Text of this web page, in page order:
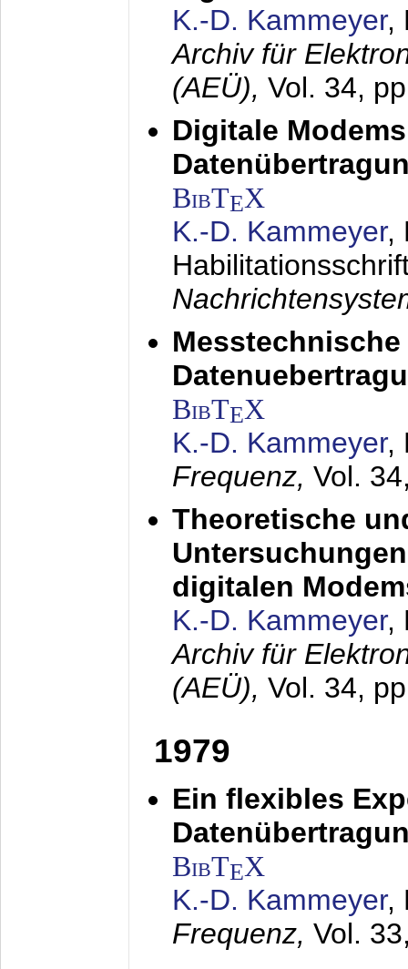
K.-D. Kammeyer,
Archiv für
(AEÜ), Vol. 34,
Digitale
BibTEX
K.-D. Kammeyer,
BibTEX
K.-D. Kammeyer,
Frequenz, Vol.
Theoretische
digitalen
K.-D. Kammeyer,
Archiv für
(AEÜ), Vol. 34,
1979
Ein flexibles
BibTEX
K.-D. Kammeyer,
Frequenz, Vol.